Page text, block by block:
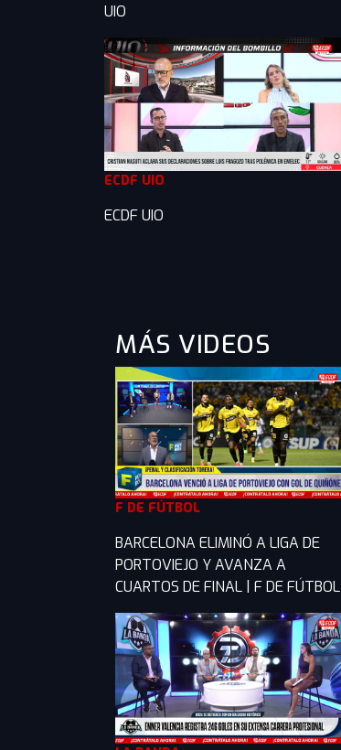
UIO
ECDF UIO
ECDF UIO
MÁS VIDEOS
F DE FÚTBOL
BARCELONA ELIMINÓ A LIGA DE
PORTOVIEJO Y AVANZA A
CUARTOS DE FINAL | F DE FÚTBOL